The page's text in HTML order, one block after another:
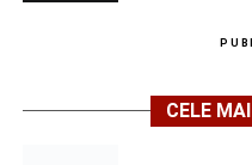
CELE